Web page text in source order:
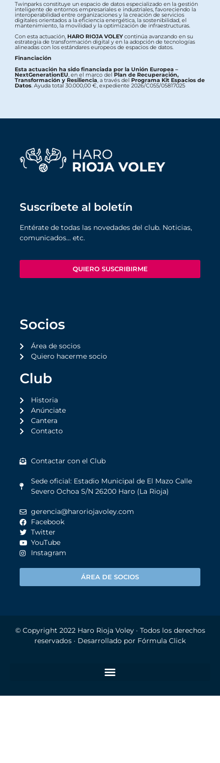
Twinparks constituye un espacio de datos especializado en la gestión
inteligente de entornos empresariales e industriales, favoreciendo la
interoperabilidad entre organizaciones y la creación de servicios
digitales orientados a la eficiencia energética, la sostenibilidad, el
mantenimiento, la movilidad y la optimización de infraestructuras.
Con esta actuación, HARO RIOJA VOLEYcontinúa avanzando en su
estrategia de transformación digital y en la adopción de tecnologías
alineadas con los estándares europeos de espacios de datos.
Financiación
Esta actuación ha sido financiada por la Unión Europea –
NextGenerationEU , en el marco delPlan de Recuperación,
Transformación y Resiliencia , a través del Programa Kit Espacios de
Datos . Ayuda total 30.000,00 €, expediente 2026/C055/05817025
Suscríbete al boletín
Entérate de todas las novedades del club. Noticias,
comunicados… etc.
QUIERO SUSCRIBIRME
Socios
Área de socios
Quiero hacerme socio
Club
Historia
Anúnciate
Cantera
Contacto
Contactar con el Club
Sede oficial: Estadio Municipal de El Mazo Calle
Severo Ochoa S/N 26200 Haro (La Rioja)
gerencia@haroriojavoley.com
Facebook
Twitter
YouTube
Instagram
ÁREA DE SOCIOS
© Copyright 2022 Haro Rioja Voley· Todos los derechos
reservados · Desarrollado por Fórmula Click